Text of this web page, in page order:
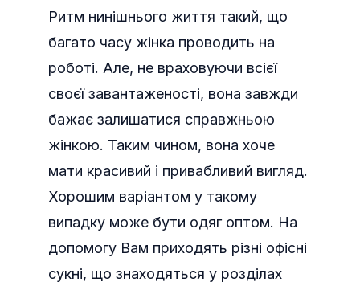
Ритм нинішнього життя такий, що
багато часу жінка проводить на
роботі. Але, не враховуючи всієї
своєї завантаженості, вона завжди
бажає залишатися справжньою
жінкою. Таким чином, вона хоче
мати красивий і привабливий вигляд.
Хорошим варіантом у такому
випадку може бути одяг оптом. На
допомогу Вам приходять різні офісні
сукні, що знаходяться у розділах